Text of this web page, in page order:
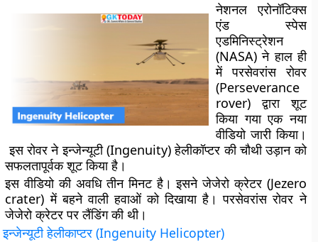
नेशनल एरोनॉटिक्स
एंड स्पेस
एडमिनिस्ट्रेशन
(NASA) ने हाल ही
में परसेवरांस रोवर
(Perseverance
rover) द्वारा शूट
किया गया एक नया
वीडियो जारी किया।
इस रोवर ने इन्जेन्यूटी (Ingenuity) हेलीकॉप्टर की चौथी उड़ान को
सफलतापूर्वक शूट किया है।
इस वीडियो की अवधि तीन मिनट है। इसने जेजेरो क्रेटर (Jezero
crater) में बहने वाली हवाओं को दिखाया है। परसेवरांस रोवर ने
जेजेरो क्रेटर पर लैंडिंग की थी।
इन्जेन्यूटी हेलीकाप्टर (Ingenuity Helicopter)